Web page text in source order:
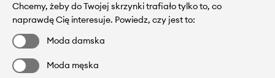
Chcemy, żeby do Twojej skrzynki trafiało tylko to, co
naprawdę Cię interesuje. Powiedz, czy jest to:
Moda damska
Moda męska